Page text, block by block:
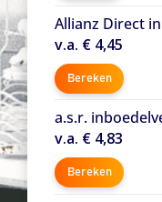
Allianz Direct
v.a. € 4,45
Bereken
a.s.r.
v.a. € 4,83
Bereken